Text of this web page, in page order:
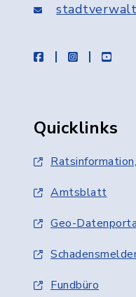
facebookinstagram
Quicklinks
Amtsblatt
Geo-
Fundbüro